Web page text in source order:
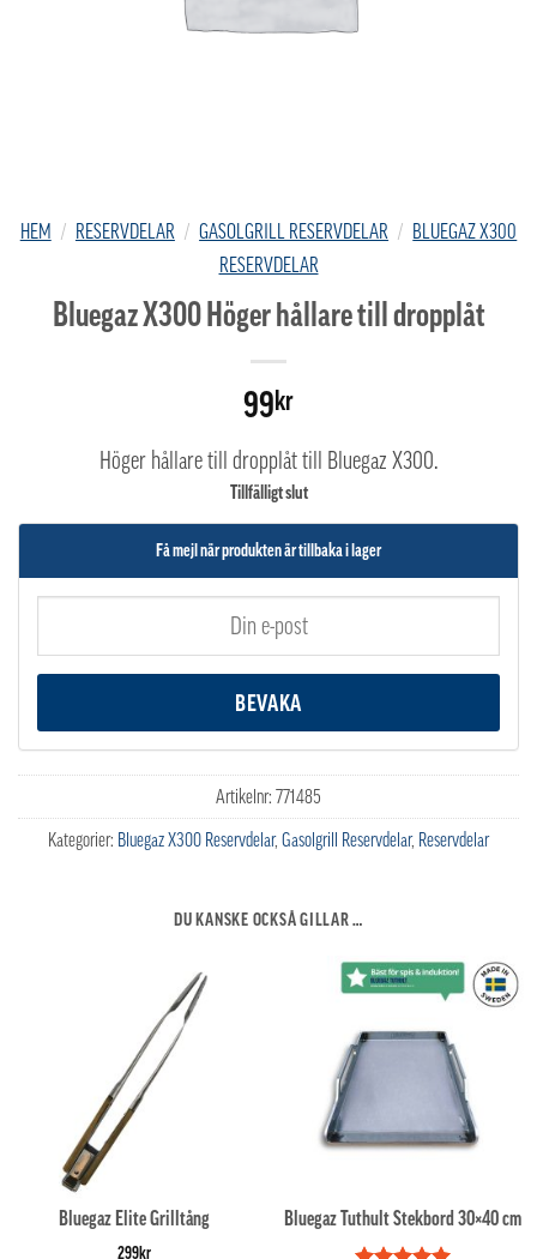
HEM / RESERVDELAR / GASOLGRILL RESERVDELAR / BLUEGAZ X300
RESERVDELAR
Bluegaz X300 Höger hållare till dropplåt
99kr
Höger hållare till dropplåt till Bluegaz X300.
Tillfälligt slut
Få mejl när produkten är tillbaka i lager
Artikelnr: 771485
Kategorier: Bluegaz X300 Reservdelar, Gasolgrill Reservdelar, Reservdelar
DU KANSKE OCKSÅ GILLAR …
Bluegaz Elite Grilltång
299kr
Bluegaz Tuthult Stekbord 30×40 cm